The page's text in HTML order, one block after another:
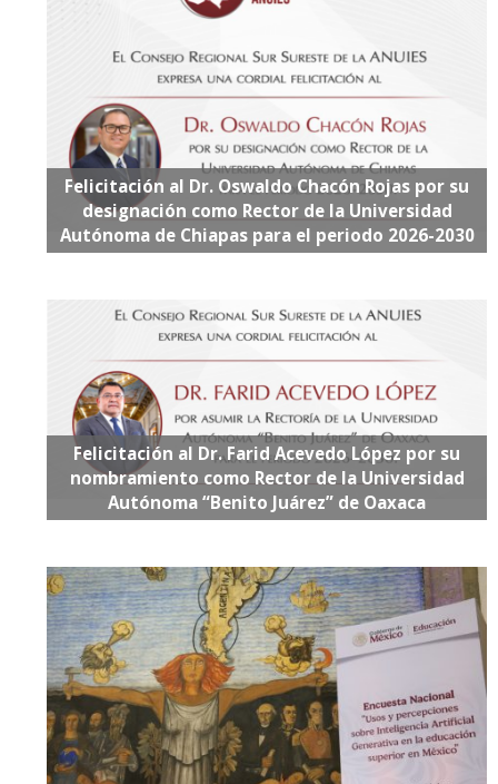
Felicitación al Dr. Oswaldo Chacón Rojas por su
designación como Rector de la Universidad
Autónoma de Chiapas para el periodo 2026-2030
Felicitación al Dr. Farid Acevedo López por su
nombramiento como Rector de la Universidad
Autónoma “Benito Juárez” de Oaxaca